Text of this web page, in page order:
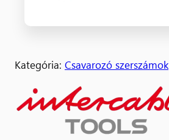
Kategória: Csavarozó szerszámok